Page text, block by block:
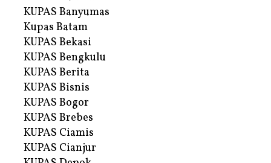
KUPAS Banyumas
Kupas Batam
KUPAS Bekasi
KUPAS Bengkulu
KUPAS Berita
KUPAS Bisnis
KUPAS Bogor
KUPAS Brebes
KUPAS Ciamis
KUPAS Cianjur